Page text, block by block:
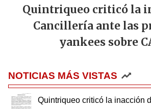
Quintriqueo criticó la
Cancillería ante las
yankees sobre
NOTICIAS MÁS VISTAS
Quintriqueo criticó la inacción